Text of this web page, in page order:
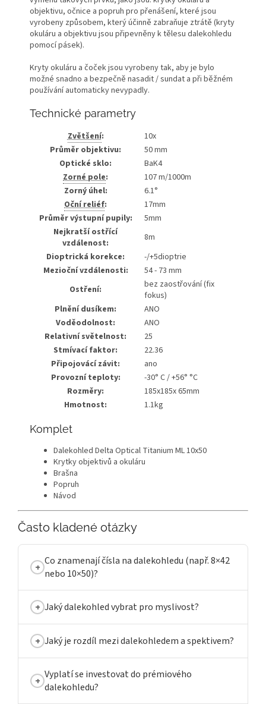
objektivu, očnice a popruh pro přenášení, které jsou
vyrobeny způsobem, který účinně zabraňuje ztrátě (kryty
okuláru a objektivu jsou připevněny k tělesu dalekohledu
pomocí pásek).
Kryty okuláru a čoček jsou vyrobeny tak, aby je bylo
možné snadno a bezpečně nasadit / sundat a při běžném
používání automaticky nevypadly.
Technické parametry
Zvětšení:
10x
Průměr objektivu:
50 mm
Optické sklo:
BaK4
Zorné pole:
107 m/1000m
Zorný úhel:
6.1°
Oční reliéf:
17mm
Průměr výstupní pupily:
5mm
Nejkratší ostřící
vzdálenost:
8m
Dioptrická korekce:
-/+5dioptrie
Mezioční vzdálenosti:
54 - 73 mm
Ostření:
bez zaostřování (fix
fokus)
Plnění dusíkem:
ANO
Voděodolnost:
ANO
Relativní světelnost:
25
Stmívací faktor:
22.36
Připojovácí závit:
ano
Provozní teploty:
-30° C / +56° °C
Rozměry:
185x185x 65mm
Hmotnost:
1.1kg
Komplet
Dalekohled Delta Optical Titanium ML 10х50
Krytky objektivů a okuláru
Brašna
Popruh
Návod
Často kladené otázky
Co znamenají čísla na dalekohledu (např. 8×42
nebo 10×50)?
Jaký dalekohled vybrat pro myslivost?
Jaký je rozdíl mezi dalekohledem a spektivem?
Vyplatí se investovat do prémiového
dalekohledu?